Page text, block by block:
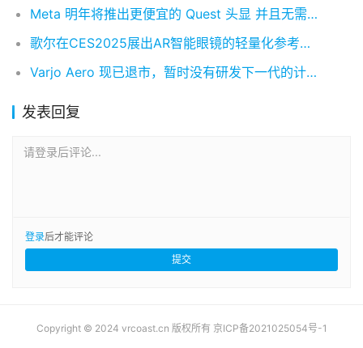
Meta 明年将推出更便宜的 Quest 头显 并且无需控制器
歌尔在CES2025展出AR智能眼镜的轻量化参考设计
Varjo Aero 现已退市，暂时没有研发下一代的计划
发表回复
请登录后评论...
登录后才能评论
提交
Copyright © 2024 vrcoast.cn 版权所有 京ICP备2021025054号-1